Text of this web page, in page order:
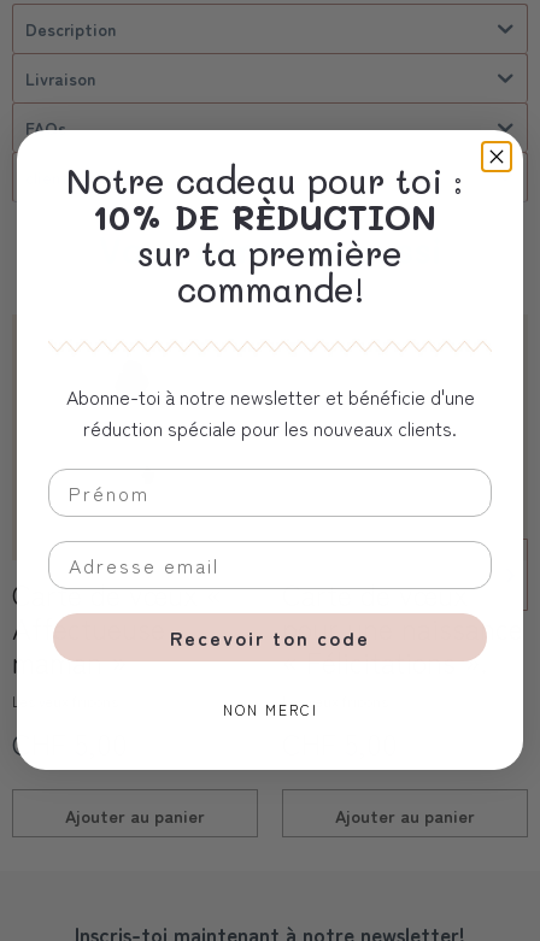
Description
Livraison
FAQs
client corporel
Vous aimerez aussi
Carte de vœux «
Affectueuse
maman »
Les yeux fripons
CHF 5,00
Ajouter au panier
Carte de vœux
pour une naissance
« Félicitations ».
Les yeux fripons
Ajouter au panier
Inscris-toi maintenant à notre newsletter!
Notre cadeau pour toi :
10% DE RÈDUCTION
sur ta première
commande!
Abonne-toi à notre newsletter et bénéficie d'une
réduction spéciale pour les nouveaux clients.
Recevoir ton code
NON MERCI